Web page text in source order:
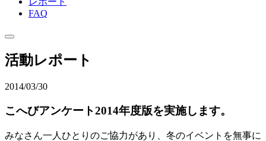
FAQ
活動レポート
2014/03/30
こへびアンケート2014年度版を実施します。
みなさん一人ひとりのご協力があり、冬のイベントを無事に